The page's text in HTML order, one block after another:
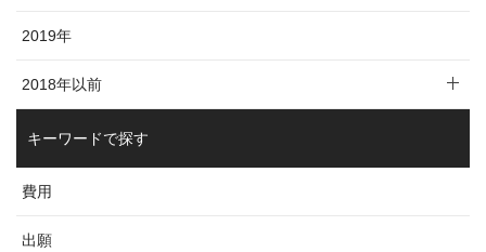
2019年
2018年以前
キーワードで探す
費用
出願